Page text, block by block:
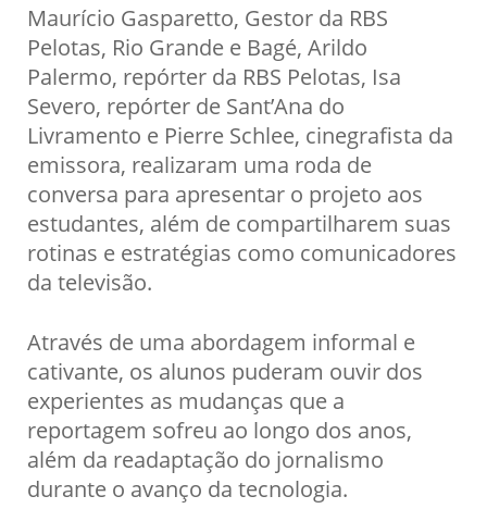
Maurício Gasparetto, Gestor da RBS
Pelotas, Rio Grande e Bagé, Arildo
Palermo, repórter da RBS Pelotas, Isa
Severo, repórter de Sant’Ana do
Livramento e Pierre Schlee, cinegrafista da
emissora, realizaram uma roda de
conversa para apresentar o projeto aos
estudantes, além de compartilharem suas
rotinas e estratégias como comunicadores
da televisão.
Através de uma abordagem informal e
cativante, os alunos puderam ouvir dos
experientes as mudanças que a
reportagem sofreu ao longo dos anos,
além da readaptação do jornalismo
durante o avanço da tecnologia.